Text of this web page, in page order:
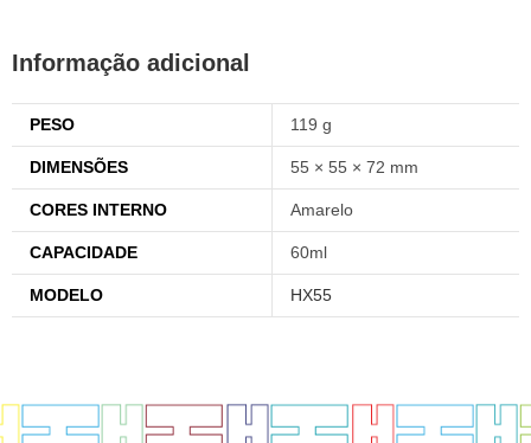
Informação adicional
PESO 119 g
DIMENSÕES 55 × 55 × 72 mm
CORES INTERNO Amarelo
CAPACIDADE 60ml
MODELO HX55